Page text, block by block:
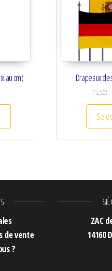
au cm)
de prix : 0,32€ à 1,02€
Ce produit a plusieurs variations.
Drapeaux
15,50€
de vente
?
ZAC
14160